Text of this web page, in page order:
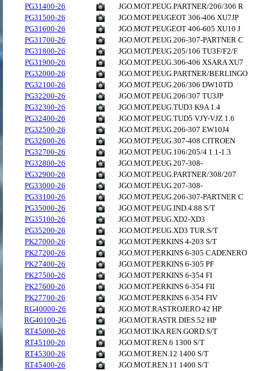
PG31400-26
JGO.MOT.PEUG.PARTNER/206/306 R
PG31500-26
JGO.MOT.PEUGEOT 306-406 XU7JP
PG31600-26
JGO.MOT.PEUGEOT 406-605 XU10 J
PG31700-26
JGO.MOT.PEUG.206-307-PARTNER C
PG31800-26
JGO.MOT.PEUG.205/106 TU3F/F2/F
PG31900-26
JGO.MOT.PEUG.306-406 XSARA XU7
PG32000-26
JGO.MOT.PEUG.PARTNER/BERLINGO
PG32100-26
JGO.MOT.PEUG.206/306 DW10TD
PG32200-26
JGO.MOT.PEUG.206/307 TU3JP
PG32300-26
JGO.MOT.PEUG.TUD3 K9A 1.4
PG32400-26
JGO.MOT.PEUG.TUD5 VJY-VJZ 1.6
PG32500-26
JGO.MOT.PEUG.206-307 EW10J4
PG32600-26
JGO.MOT.PEUG.307-408 CITROEN
PG32700-26
JGO.MOT.PEUG.106/205/4 1.1-1.3
PG32800-26
JGO.MOT.PEUG.207-308-
PG32900-26
JGO.MOT.PEUG.PARTNER/308/207
PG33000-26
JGO.MOT.PEUG.207-308-
PG33100-26
JGO.MOT.PEUG.206-307-PARTNER C
PG35000-26
JGO.MOT.PEUG.IND.4.88 S/T
PG35100-26
JGO.MOT.PEUG.XD2-XD3
PG35200-26
JGO.MOT.PEUG.XD3 TUR.S/T
PK27000-26
JGO.MOT.PERKINS 4-203 S/T
PK27200-26
JGO.MOT.PERKINS 6-305 CADENERO
PK27400-26
JGO.MOT.PERKINS 6-305 PF
PK27500-26
JGO.MOT.PERKINS 6-354 FI
PK27600-26
JGO.MOT.PERKINS 6-354 FII
PK27700-26
JGO.MOT.PERKINS 6-354 FIV
RG40000-26
JGO.MOT.RASTROJERO 42 HP
RG40100-26
JGO.MOT.RASTR.DIES.52 HP
RT45000-26
JGO.MOT.IKA REN.GORD.S/T
RT45100-26
JGO.MOT.REN.6 1300 S/T
RT45300-26
JGO.MOT.REN.12 1400 S/T
RT45400-26
JGO.MOT.REN.11 1400 S/T